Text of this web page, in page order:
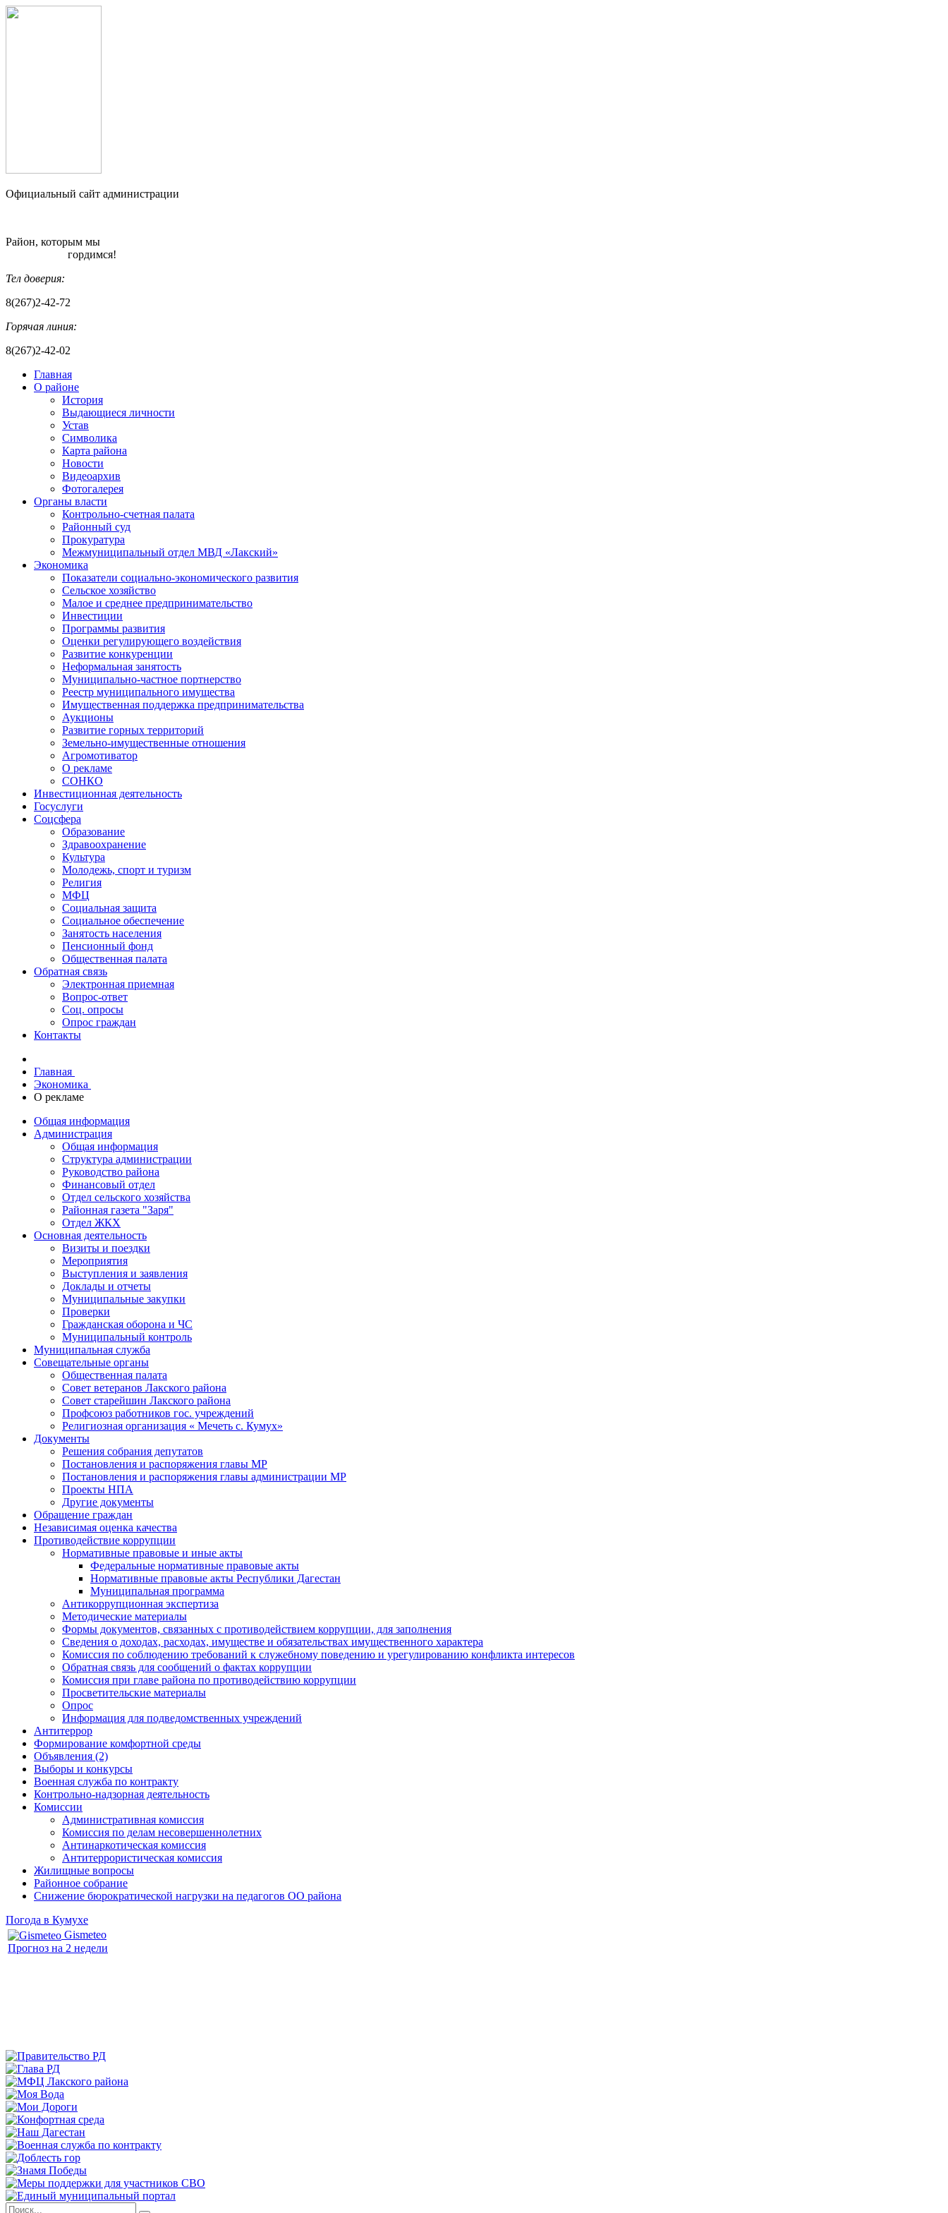
Официальный сайт администрации
Район, которым мы
гордимся!
Тел доверия:
8(267)2-42-72
Горячая линия:
8(267)2-42-02
Главная
О районе
История
Выдающиеся личности
Устав
Символика
Карта района
Новости
Видеоархив
Фотогалерея
Органы власти
Контрольно-счетная палата
Районный суд
Прокуратура
Межмуниципальный отдел МВД «Лакский»
Экономика
Показатели социально-экономического развития
Сельское хозяйство
Малое и среднее предпринимательство
Инвестиции
Программы развития
Оценки регулирующего воздействия
Развитие конкуренции
Неформальная занятость
Муниципально-частное портнерство
Реестр муниципального имущества
Имущественная поддержка предпринимательства
Аукционы
Развитие горных территорий
Земельно-имущественные отношения
Агромотиватор
О рекламе
СОНКО
Инвестиционная деятельность
Госуслуги
Соцсфера
Образование
Здравоохранение
Культура
Молодежь, спорт и туризм
Религия
МФЦ
Социальная защита
Социальное обеспечение
Занятость населения
Пенсионный фонд
Общественная палата
Обратная связь
Электронная приемная
Вопрос-ответ
Соц. опросы
Опрос граждан
Контакты
Главная
Экономика
О рекламе
Общая информация
Администрация
Общая информация
Структура администрации
Руководство района
Финансовый отдел
Отдел сельского хозяйства
Районная газета "Заря"
Отдел ЖКХ
Основная деятельность
Визиты и поездки
Мероприятия
Выступления и заявления
Доклады и отчеты
Муниципальные закупки
Проверки
Гражданская оборона и ЧС
Муниципальный контроль
Муниципальная служба
Совещательные органы
Общественная палата
Совет ветеранов Лакского района
Совет старейшин Лакского района
Профсоюз работников гос. учреждений
Религиозная организация « Мечеть с. Кумух»
Документы
Решения собрания депутатов
Постановления и распоряжения главы МР
Постановления и распоряжения главы администрации МР
Проекты НПА
Другие документы
Обращение граждан
Независимая оценка качества
Противодействие коррупции
Нормативные правовые и иные акты
Федеральные нормативные правовые акты
Нормативные правовые акты Республики Дагестан
Муниципальная программа
Антикоррупционная экспертиза
Методические материалы
Формы документов, связанных с противодействием коррупции, для заполнения
Сведения о доходах, расходах, имуществе и обязательствах имущественного характера
Комиссия по соблюдению требований к служебному поведению и урегулированию конфликта интересов
Обратная связь для сообщений о фактах коррупции
Комиссия при главе района по противодействию коррупции
Просветительские материалы
Опрос
Информация для подведомственных учреждений
Антитеррор
Формирование комфортной среды
Объявления (2)
Выборы и конкурсы
Военная служба по контракту
Контрольно-надзорная деятельность
Комиссии
Административная комиссия
Комиссия по делам несовершеннолетних
Антинаркотическая комиссия
Антитеррористическая комиссия
Жилищные вопросы
Районное собрание
Снижение бюрократической нагрузки на педагогов ОО района
Погода в Кумухе
Gismeteo
Прогноз на 2 недели